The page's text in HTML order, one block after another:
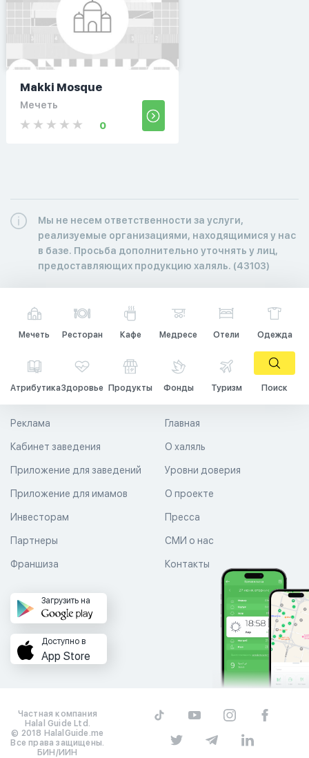
Makki Mosque
Мечеть
0
Мы не несем ответственности за услуги,
реализуемые организациями, находящимися у нас
в базе. Просьба дополнительно уточнять у лиц,
предоставляющих продукцию халяль. (43103)
Мечеть Ресторан Кафе Медресе Отели Одежда
АтрибутикаЗдоровье Продукты Фонды Туризм Поиск
Главная
О халяль
Уровни доверия
Реклама
Кабинет заведения
Приложение для заведений
Приложение для имамов О проекте
Пресса
СМИ о нас
Контакты
Инвесторам
Партнеры
Франшиза
Загрузить на
Доступно в
App Store
Частная компания
Halal Guide Ltd.
© 2018 HalalGuide.me
Все права защищены.
БИН/ИИН